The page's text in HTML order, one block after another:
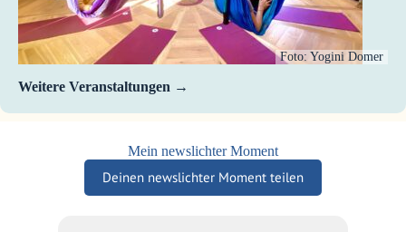
Foto: Yogini Domer
Weitere Veranstaltungen
Mein newslichter Moment
Deinen newslichter Moment teilen